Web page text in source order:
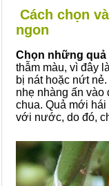
Cách chọn
ngon
Chọn những quả
thẫm màu, vì đây
bị nát hoặc nứt
nhẹ nhàng ấn vào
chua. Quả mới
với nước, do đó,